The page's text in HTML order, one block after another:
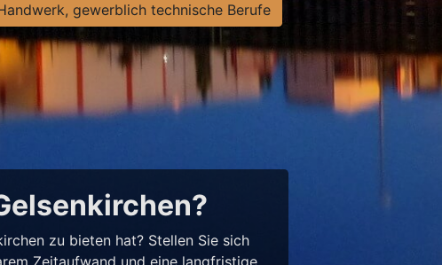
gewerblich technische Berufe
zu bieten hat? Stellen Sie sich